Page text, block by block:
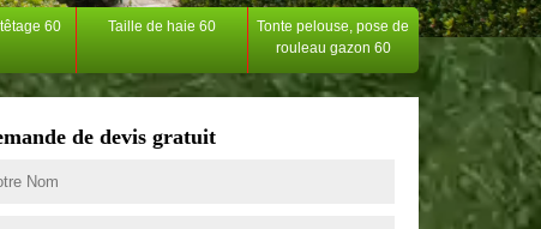
60 Taille de haie 60
Tonte pelouse, pose de
rouleau gazon 60
de devis gratuit